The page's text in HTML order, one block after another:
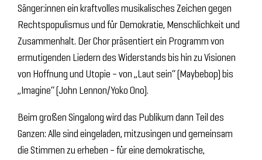
Sänger:innen ein kraftvolles musikalisches Zeichen gegen
Rechtspopulismus und für Demokratie, Menschlichkeit und
Zusammenhalt. Der Chor präsentiert ein Programm von
ermutigenden Liedern des Widerstands bis hin zu Visionen
von Hoffnung und Utopie – von „Laut sein“ (Maybebop) bis
„Imagine“ (John Lennon/Yoko Ono).
Beim großen Singalong wird das Publikum dann Teil des
Ganzen: Alle sind eingeladen, mitzusingen und gemeinsam
die Stimmen zu erheben – für eine demokratische,